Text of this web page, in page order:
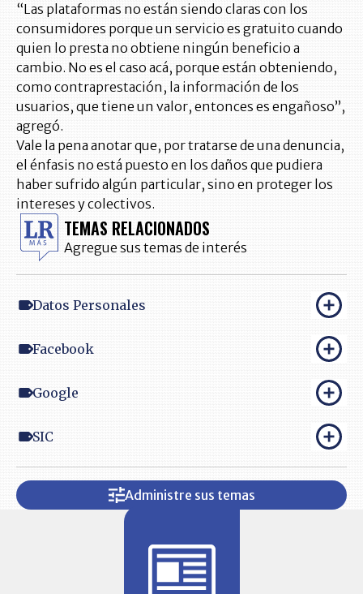
“Las plataformas no están siendo claras con los
consumidores porque un servicio es gratuito cuando
quien lo presta no obtiene ningún beneficio a
cambio. No es el caso acá, porque están obteniendo,
como contraprestación, la información de los
usuarios, que tiene un valor, entonces es engañoso”,
agregó.
Vale la pena anotar que, por tratarse de una denuncia,
el énfasis no está puesto en los daños que pudiera
haber sufrido algún particular, sino en proteger los
intereses y colectivos.
TEMAS RELACIONADOS
Agregue sus temas de interés
Datos Personales
Facebook
Google
SIC
Administre sus temas